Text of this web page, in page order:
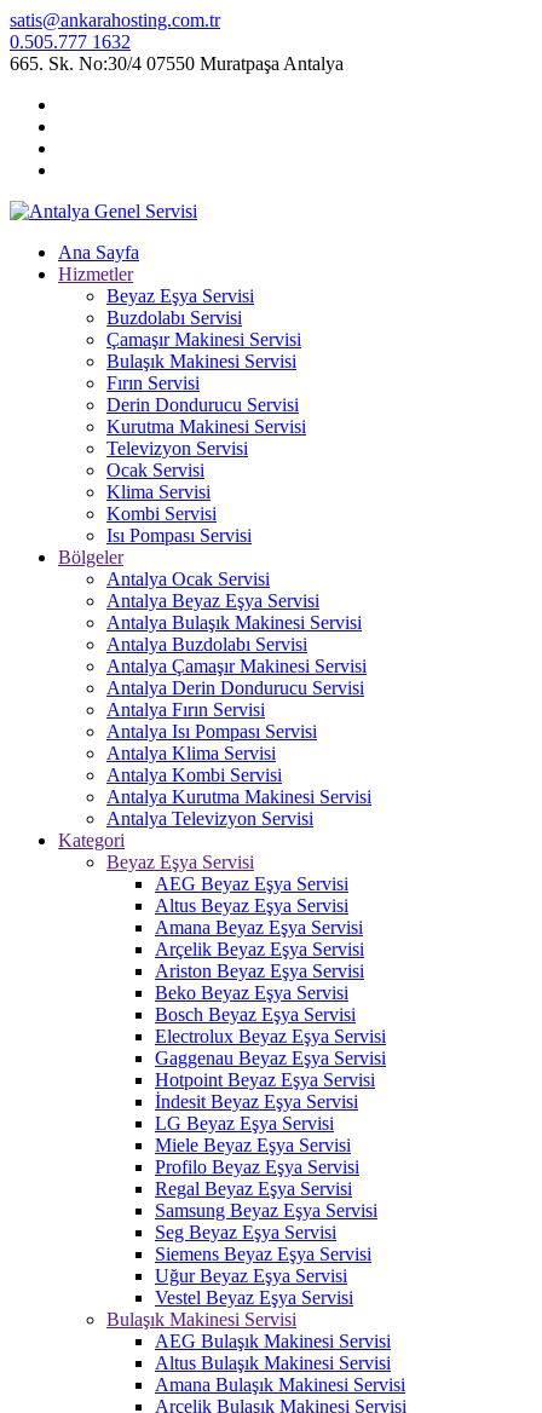
satis@ankarahosting.com.tr
0.505.777 1632
665. Sk. No:30/4 07550 Muratpaşa Antalya
Ana Sayfa
Hizmetler
Beyaz Eşya Servisi
Buzdolabı Servisi
Çamaşır Makinesi Servisi
Bulaşık Makinesi Servisi
Fırın Servisi
Derin Dondurucu Servisi
Kurutma Makinesi Servisi
Televizyon Servisi
Ocak Servisi
Klima Servisi
Kombi Servisi
Isı Pompası Servisi
Bölgeler
Antalya Ocak Servisi
Antalya Beyaz Eşya Servisi
Antalya Bulaşık Makinesi Servisi
Antalya Buzdolabı Servisi
Antalya Çamaşır Makinesi Servisi
Antalya Derin Dondurucu Servisi
Antalya Fırın Servisi
Antalya Isı Pompası Servisi
Antalya Klima Servisi
Antalya Kombi Servisi
Antalya Kurutma Makinesi Servisi
Antalya Televizyon Servisi
Kategori
Beyaz Eşya Servisi
AEG Beyaz Eşya Servisi
Altus Beyaz Eşya Servisi
Amana Beyaz Eşya Servisi
Arçelik Beyaz Eşya Servisi
Ariston Beyaz Eşya Servisi
Beko Beyaz Eşya Servisi
Bosch Beyaz Eşya Servisi
Electrolux Beyaz Eşya Servisi
Gaggenau Beyaz Eşya Servisi
Hotpoint Beyaz Eşya Servisi
İndesit Beyaz Eşya Servisi
LG Beyaz Eşya Servisi
Miele Beyaz Eşya Servisi
Profilo Beyaz Eşya Servisi
Regal Beyaz Eşya Servisi
Samsung Beyaz Eşya Servisi
Seg Beyaz Eşya Servisi
Siemens Beyaz Eşya Servisi
Uğur Beyaz Eşya Servisi
Vestel Beyaz Eşya Servisi
Bulaşık Makinesi Servisi
AEG Bulaşık Makinesi Servisi
Altus Bulaşık Makinesi Servisi
Amana Bulaşık Makinesi Servisi
Arçelik Bulaşık Makinesi Servisi